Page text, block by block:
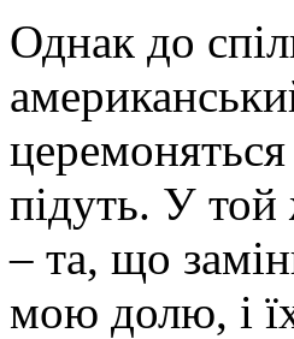
Однак до
підуть. У той
– та, що
мою долю, і